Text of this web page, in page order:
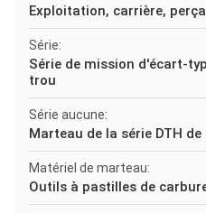
Exploitation, carrière,
Série:
Série de mission d'écart-
trou
Série aucune:
Marteau de la série DTH
Matériel de marteau:
Outils à pastilles de